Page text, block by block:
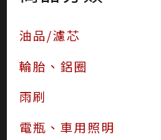
油品/濾芯
輪胎、鋁圈
雨刷
電瓶、車用照明